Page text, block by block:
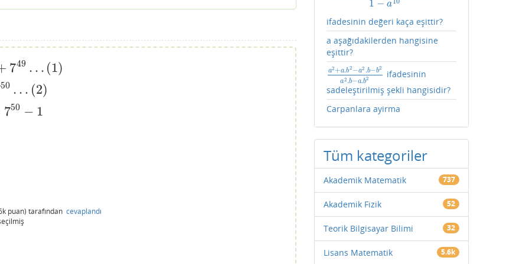
749 … (1)
50 … (2)
750 − 1
puan) tarafından cevaplandı
1 − a
ifadesinin değeri kaça eşittir?
a aşağıdakilerden hangisine
eşittir?
a2+a.b2 −a2 .b−b2
a2 .b−a.b2
a2+a.b2−a2.b− b2a2.b−a.b
ifadesinin
sadeleştirilmiş şekli hangisidir?
Carpanlara ayirma
Tüm kategoriler
Akademik Matematik 737
Akademik Fizik 52
Teorik Bilgisayar Bilimi 32
Lisans Matematik 5.6k